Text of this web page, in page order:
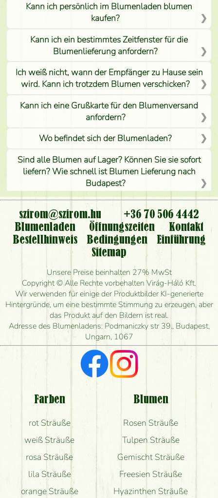
Kann ich persönlich im Blumenladen blumen
kaufen?
Kann ich ein bestimmtes Zeitfenster für die
Blumenlieferung anfordern?
Ich weiß nicht, wann der Empfänger zu Hause sein
wird. Kann ich trotzdem Blumen verschicken?
Kann ich eine Grußkarte für den Blumenversand
anfordern?
Wo befindet sich der Blumenladen?
Sind alle Blumen auf Lager? Können Sie sie sofort
liefern? Wie schnell ist Blumen Lieferung nach
Budapest?
Ist der Blumenladen non stop geöffnet?
Kann ich den bestellten Blumenstrauß persönlich
nehmen oder nur per Blumenversand?
Ist eine Bestellung für ländliche Gebiete möglich?
Wie lange kann ich heute Blumen mit Lieferung
bestellen?
Wie schnell können Sie den Blumenstrauß
herstellen und wann können Sie ihn frühestens
liefern?
Ich suche rote Rosen, hast du welche?
Welche Rückmeldungen bekomme ich zum
Blumenversand?
Bekomme ich wirklich, was auf dem Bild zu sehen
szirom@szirom.hu
+36 70 506 4442
Blumenladen
Öffnungszeiten
Kontakt
Bestellhinweis
Bedingungen
Einführung
Sitemap
Unsere Preise beinhalten 27% MwSt
Copyright © Alle Rechte vorbehalten Virág-Háló Kft.
Wir verwenden für einige der Produktbilder KI-generierte
Hintergründe, um eine bestimmte Stimmung zu erzeugen, aber
das Produkt auf den Bildern ist real.
Adresse des Blumenladens: Podmaniczky str 39., Budapest,
Ungarn, 1067
Farben
rot Sträuße
weiß Sträuße
rosa Sträuße
lila Sträuße
orange Sträuße
Blumen
Rosen Sträuße
Tulpen Sträuße
Gemischt Sträuße
Freesien Sträuße
Hyazinthen Sträuße